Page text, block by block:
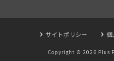
サイトポリシー 個
Copyright © 2026 Plus